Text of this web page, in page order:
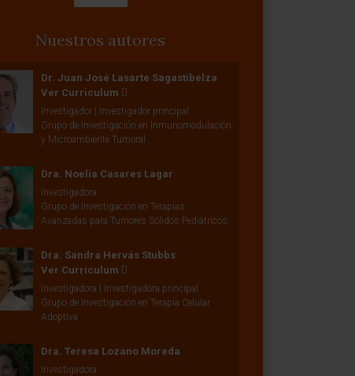
Nuestros autores
Dr. Juan José Lasarte Sagastibelza
Ver Curriculum
Investigador | Investigador principal
Grupo de Investigación en Inmunomodulación
y Microambiente Tumoral
Dra. Noelia Casares Lagar
Investigadora
Grupo de Investigación en Terapias
Avanzadas para Tumores Sólidos Pediátricos
Dra. Sandra Hervás Stubbs
Ver Curriculum
Investigadora | Investigadora principal
Grupo de Investigación en Terapia Celular
Adoptiva
Dra. Teresa Lozano Moreda
Investigadora